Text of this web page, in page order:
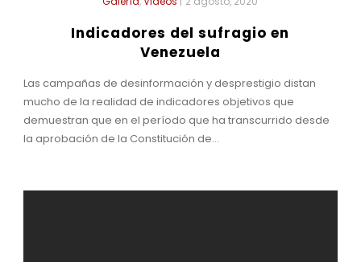
Indicadores del sufragio en
Venezuela
Las campañas de desinformación y desprestigio distan
mucho de la realidad de indicadores objetivos que
demuestran que en el período que ha transcurrido desde
la aprobación de la Constitución de...